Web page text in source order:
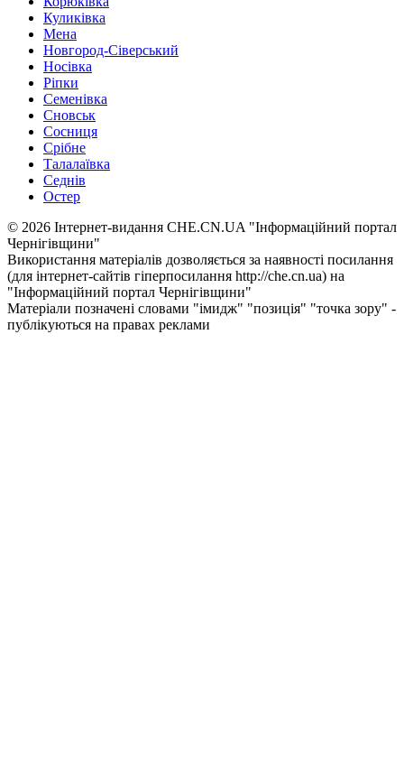
Куликівка
Мена
Новгород-Сіверський
Носівка
Ріпки
Семенівка
Сновськ
Сосниця
Срібне
Талалаївка
Седнів
Остер
© 2026 Інтернет-видання CHE.CN.UA "Інформаційний портал
Чернiгiвщини"
Використання матеріалів дозволяється за наявності посилання
(для інтернет-сайтів гіперпосилання http://che.cn.ua) на
"Інформаційний портал Чернiгiвщини"
Матеріали позначені словами "імидж" "позиція" "точка зору" -
публікуються на правах реклами